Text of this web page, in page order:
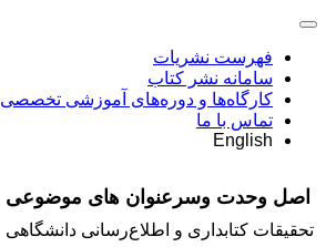
فهرست نشریات
سامانه نشر کتاب
کارگاه‌ها و دوره‌های آموزشی تخصصی
تماس با ما
English
اصل وحدت وسرعنوان های موضوعی
تحقیقات کتابداری و اطلاع‌رسانی دانشگاهی